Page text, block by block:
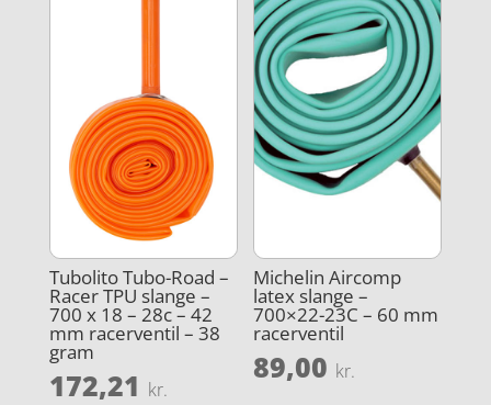
Tubolito Tubo-Road –
Racer TPU slange –
700 x 18 – 28c – 42
mm racerventil – 38
gram
172,21 kr.
Michelin Aircomp
latex slange –
700×22-23C – 60 mm
racerventil
89,00 kr.